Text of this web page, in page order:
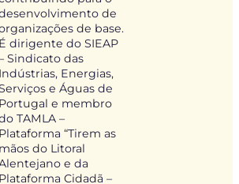
de
de base.
É dirigente do SIEAP
Sindicato das
Indústrias, Energias,
e Águas de
Portugal e membro
TAMLA –
Plataforma “Tirem as
mãos do Litoral
e da
Plataforma Cidadã –